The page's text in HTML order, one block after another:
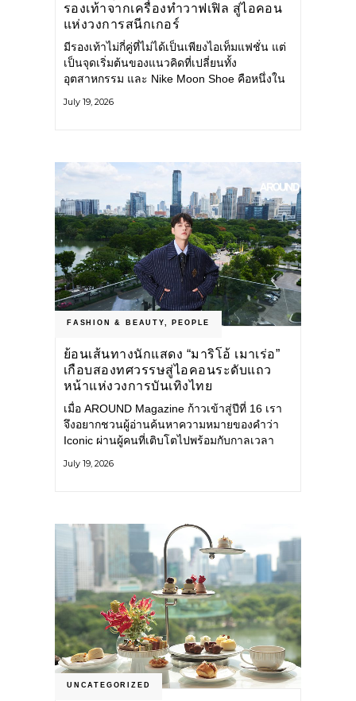
รองเท้าจากเครื่องทำวาฟเฟิล สู่ไอคอน
แห่งวงการสนีกเกอร์
มีรองเท้าไม่กี่คู่ที่ไม่ได้เป็นเพียงไอเท็มแฟชั่น แต่
เป็นจุดเริ่มต้นของแนวคิดที่เปลี่ยนทั้ง
อุตสาหกรรม และ Nike Moon Shoe คือหนึ่งใน
ศตวรรษก่อน กำลังกลับมาอีกครั้ง พร้อมพาเรื่อง
July 19, 2026
FASHION & BEAUTY, PEOPLE
ย้อนเส้นทางนักแสดง “มาริโอ้ เมาเร่อ”
เกือบสองทศวรรษสู่ไอคอนระดับแถว
หน้าแห่งวงการบันเทิงไทย
เมื่อ AROUND Magazine ก้าวเข้าสู่ปีที่ 16 เรา
จึงอยากชวนผู้อ่านค้นหาความหมายของคำว่า
Iconic ผ่านผู้คนที่เติบโตไปพร้อมกับกาลเวลา
คือ มาริโอ้ เมาเร่อ
July 19, 2026
UNCATEGORIZED